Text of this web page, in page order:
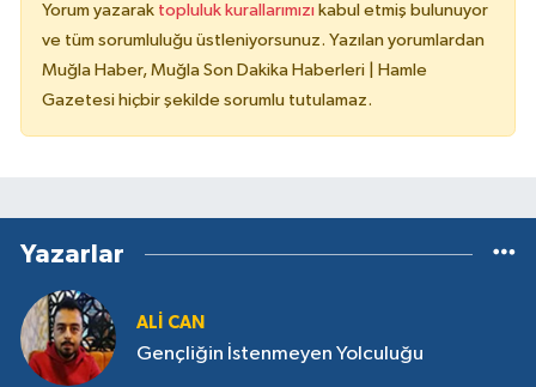
Yorum yazarak topluluk kurallarımızı kabul etmiş bulunuyor
ve tüm sorumluluğu üstleniyorsunuz. Yazılan yorumlardan
Muğla Haber, Muğla Son Dakika Haberleri | Hamle
Gazetesi hiçbir şekilde sorumlu tutulamaz.
Yazarlar
ALI CAN
Gençliğin İstenmeyen Yolculuğu